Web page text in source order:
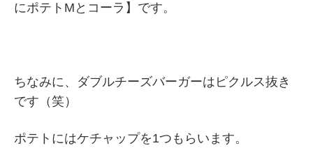
にポテトMとコーラ】です。
ちなみに、ダブルチーズバーガーはピクルス抜き
です（笑）
ポテトにはケチャップを1つもらいます。